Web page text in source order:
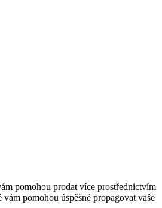
pomohou prodat více prostřednictvím
pomohou úspěšně propagovat vaše